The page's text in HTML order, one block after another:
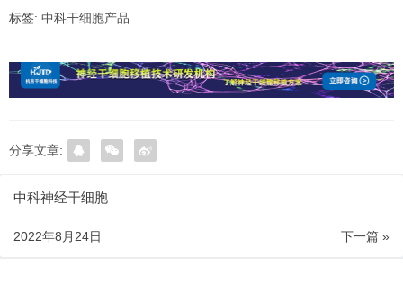
标签: 中科干细胞产品
分享文章:
中科神经干细胞
下一篇 »
2022年8月24日